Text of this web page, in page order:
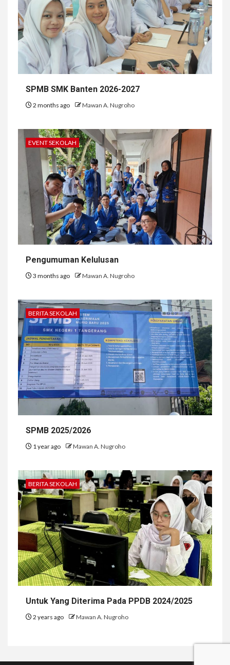
SPMB SMK Banten 2026-2027
2 months ago Mawan A. Nugroho
EVENT SEKOLAH
Pengumuman Kelulusan
3 months ago Mawan A. Nugroho
BERITA SEKOLAH
SPMB 2025/2026
1 year ago Mawan A. Nugroho
BERITA SEKOLAH
Untuk Yang Diterima Pada PPDB 2024/2025
2 years ago Mawan A. Nugroho